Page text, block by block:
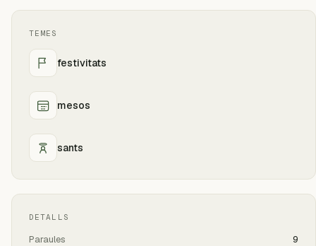
TEMES
festivitats
mesos
sants
DETALLS
Paraules 9